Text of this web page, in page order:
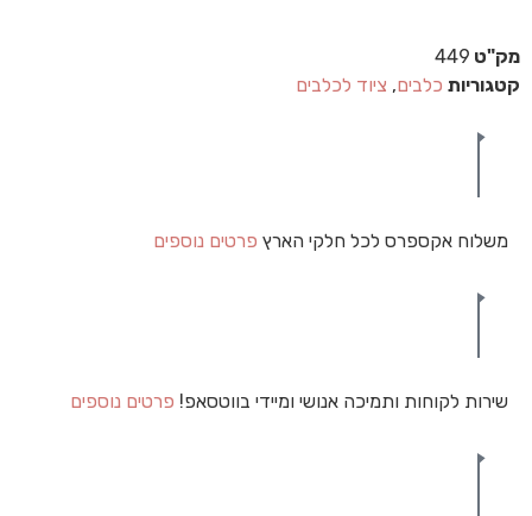
מק"ט 449
קטגוריות כלבים, ציוד לכלבים
משלוח אקספרס לכל חלקי הארץ פרטים נוספים
שירות לקוחות ותמיכה אנושי ומיידי בווטסאפ! פרטים נוספים